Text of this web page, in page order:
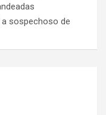
a sospechoso de